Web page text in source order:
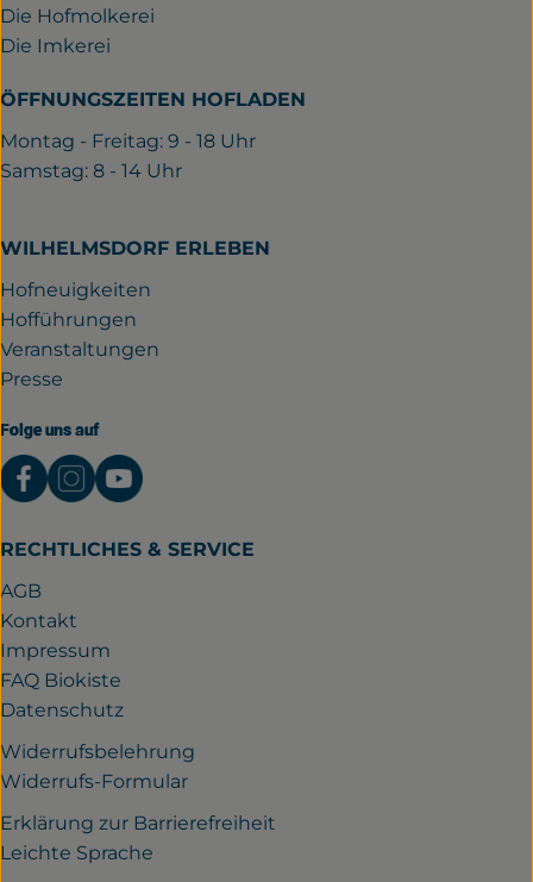
Die Hofmolkerei
Die Imkerei
ÖFFNUNGSZEITEN HOFLADEN
Montag - Freitag: 9 - 18 Uhr
Samstag: 8 - 14 Uhr
WILHELMSDORF ERLEBEN
Hofneuigkeiten
Hofführungen
Veranstaltungen
Presse
Folge uns auf
Externer Link zu https://www.facebook.com/
Externer Link zu https://
Externer Link zu https://
RECHTLICHES & SERVICE
AGB
Kontakt
Impressum
FAQ Biokiste
Datenschutz
Widerrufsbelehrung
Widerrufs-Formular
Erklärung zur Barrierefreiheit
Leichte Sprache